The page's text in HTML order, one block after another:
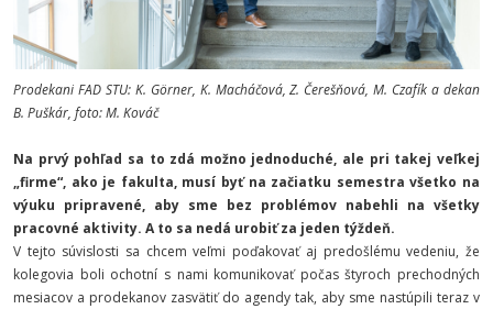
Prodekani FAD STU: K. Görner, K. Macháčová, Z. Čerešňová, M. Czafík a dekan
B. Puškár, foto: M. Kováč
Na prvý pohľad sa to zdá možno jednoduché, ale pri takej veľkej
„firme“, ako je fakulta, musí byť na začiatku semestra všetko na
výuku pripravené, aby sme bez problémov nabehli na všetky
pracovné aktivity. A to sa nedá urobiť za jeden týždeň.
V tejto súvislosti sa chcem veľmi poďakovať aj predošlému vedeniu, že
kolegovia boli ochotní s nami komunikovať počas štyroch prechodných
mesiacov a prodekanov zasvätiť do agendy tak, aby sme nastúpili teraz v